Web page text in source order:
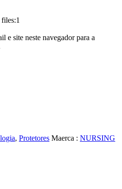
e site neste navegador para a
, Protetores Maerca : NURSING